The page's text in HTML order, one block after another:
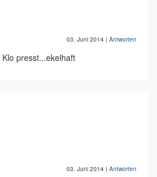
03. Juni 2014 | Antworten
presst...ekelhaft
03. Juni 2014 | Antworten